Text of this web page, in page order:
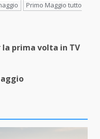
Primo Maggio tutto
la prima volta in TV